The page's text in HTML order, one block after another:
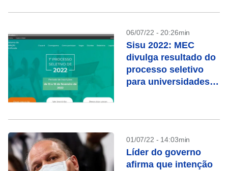
06/07/22 - 20:26min
Sisu 2022: MEC
divulga resultado do
processo seletivo
para universidades
01/07/22 - 14:03min
Líder do governo
afirma que intenção